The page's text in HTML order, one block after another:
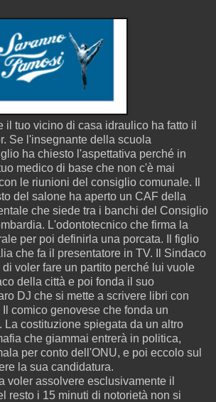
il tuo vicino di casa idraulico ha fatto il
Se l'insegnante della scuola
ha chiesto l'aspettativa perché in
medico di base che non c'è mai
le riunioni del consiglio comunale. Il
del salone ha aperto un CAF della
che siede tra i banchi del Consiglio
L'odontotecnico che firma la
per poi definirla una porcata. Il figlio
che fa il presentatore in TV. Il Sindaco
voler fare un partito perché lui vuole
della città e poi fonda il suo
DJ che si mette a scrivere libri con
comico genovese che fonda un
La costituzione spiegata da un altro
che giammai entrerà in politica,
per conto dell'ONU, e poi eccolo sul
la sua candidatura.
voler assolvere esclusivamente il
resto i 15 minuti di notorietà non si